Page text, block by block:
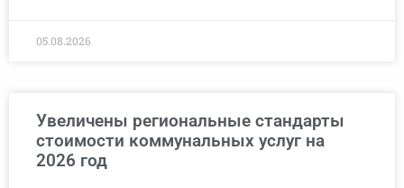
05.08.2026
Увеличены региональные стандарты
стоимости коммунальных услуг на
2026 год